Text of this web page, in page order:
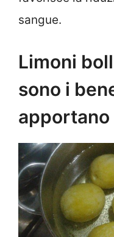
sangue.
Limoni
sono i
apportano